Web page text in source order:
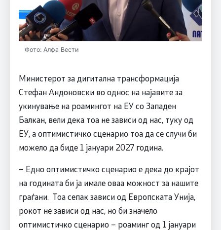
Фото: Алфа Вести
Министерот за дигитална трансформација
Стефан Андоновски во однос на најавите за
укинување на роамингот на ЕУ со Западен
Балкан, вели дека тоа не зависи од нас, туку од
ЕУ, а оптимистичко сценарио тоа да се случи би
можело да биде 1 јануари 2027 година.
– Едно оптимистичко сценарио е дека до крајот
на годината би ја имале оваа можност за нашите
граѓани. Тоа сепак зависи од Европската Унија,
рокот не зависи од нас, но би значело
оптимистичко сценарио – роаминг од 1 јануари